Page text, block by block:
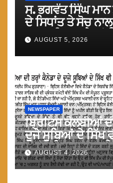
ਸ. ਭਗਵੰਤ ਸਿੰਘ ਮਾਨ
ਦੇ ਸਿਧਾਂਤ ਤੇ ਸੋਚ
ਗੁਸਤਾਖੀ ਨਾ ਕਰੇ ਤਾਂ
AUGUST 5, 2026
NEWSPAPER
ਬ੍ਰਿਟਿਸ ਕੋਲੰਬੀਆਂ
ਦੂਜੇ ਸੂਬਿਆਂ ਦੇ ਸਿੱਖ
ਵਿਰੁੱਧ ਵਿਸ਼ਾਲ ਕਾਰ
AUGUST 4, 2026